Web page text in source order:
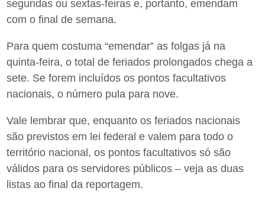
segundas ou sextas-feiras e, portanto, emendam
com o final de semana.
Para quem costuma “emendar” as folgas já na
quinta-feira, o total de feriados prolongados chega a
sete. Se forem incluídos os pontos facultativos
nacionais, o número pula para nove.
Vale lembrar que, enquanto os feriados nacionais
são previstos em lei federal e valem para todo o
território nacional, os pontos facultativos só são
válidos para os servidores públicos – veja as duas
listas ao final da reportagem.